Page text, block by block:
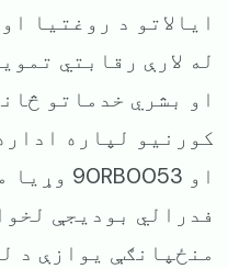
ایالاتو د روغتیا
له لارې رقابتي
او بشري خدماتو
فدرالي بودیجې
منځپانګې یوازې د